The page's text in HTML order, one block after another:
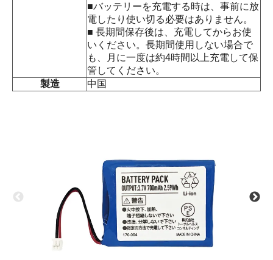
■バッテリーを充電する時は、事前に放
電したり使い切る必要はありません。
■ 長期間保存後は、充電してからお使
いください。長期間使用しない場合で
も、月に一度は約4時間以上充電して保
管してください。
製造
中国